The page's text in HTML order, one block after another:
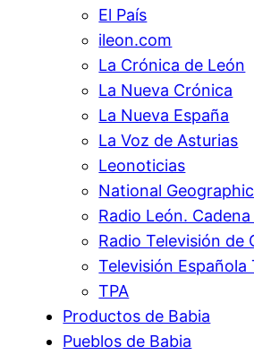
El País
ileon.com
La Crónica de León
La Nueva Crónica
La Nueva España
La Voz de Asturias
Leonoticias
National Geographic
Radio León. Cadena
Radio Televisión de
Televisión Española
TPA
Productos de Babia
Pueblos de Babia